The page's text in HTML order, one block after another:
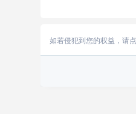
如若侵犯到您的权益，请